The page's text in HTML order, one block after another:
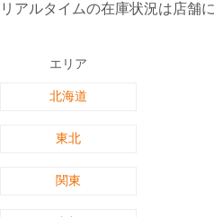
リアルタイムの在庫状況は店舗
エリア
北海道
東北
関東